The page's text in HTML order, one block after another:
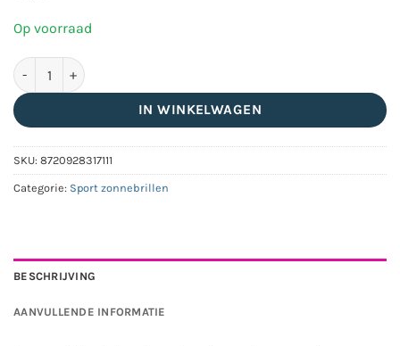
Op voorraad
Zwarte sport zonnebril met semi randloos montuur -
IN WINKELWAGEN
SKU: 8720928317111
Categorie: Sport zonnebrillen
BESCHRIJVING
AANVULLENDE INFORMATIE